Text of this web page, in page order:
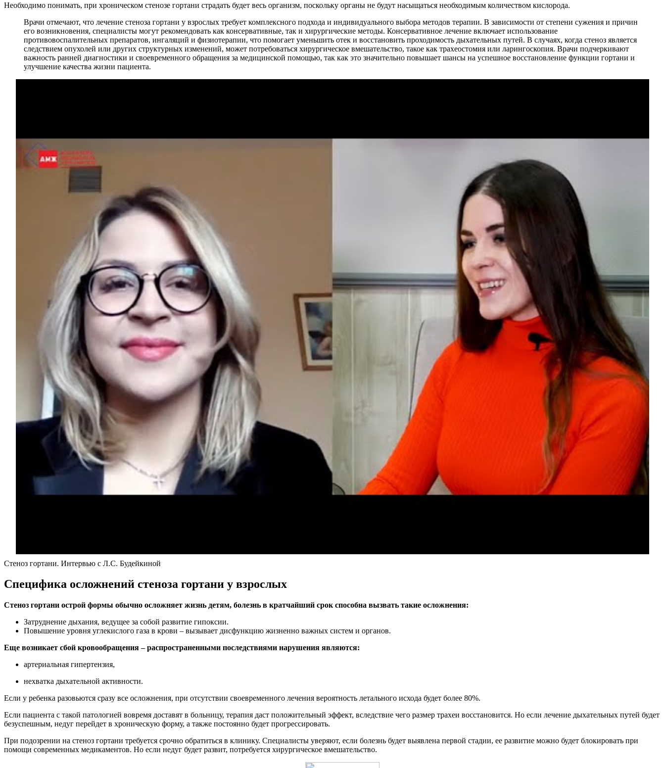
Необходимо понимать, при хроническом стенозе гортани страдать будет весь организм, поскольку органы не будут насыщаться необходимым количеством кислорода.
Врачи отмечают, что лечение стеноза гортани у взрослых требует комплексного подхода и индивидуального выбора методов терапии. В зависимости от степени сужения и причин
его возникновения, специалисты могут рекомендовать как консервативные, так и хирургические методы. Консервативное лечение включает использование
противовоспалительных препаратов, ингаляций и физиотерапии, что помогает уменьшить отек и восстановить проходимость дыхательных путей. В случаях, когда стеноз является
следствием опухолей или других структурных изменений, может потребоваться хирургическое вмешательство, такое как трахеостомия или ларингоскопия. Врачи подчеркивают
важность ранней диагностики и своевременного обращения за медицинской помощью, так как это значительно повышает шансы на успешное восстановление функции гортани и
улучшение качества жизни пациента.
Стеноз гортани. Интервью с Л.С. Будейкиной
Специфика осложнений стеноза гортани у взрослых
Стеноз гортани острой формы обычно осложняет жизнь детям, болезнь в кратчайший срок способна вызвать такие осложнения:
Затруднение дыхания, ведущее за собой развитие гипоксии.
Повышение уровня углекислого газа в крови – вызывает дисфункцию жизненно важных систем и органов.
Еще возникает сбой кровообращения – распространенными последствиями нарушения являются:
артериальная гипертензия,
нехватка дыхательной активности.
Если у ребенка разовьются сразу все осложнения, при отсутствии своевременного лечения вероятность летального исхода будет более 80%.
Если пациента с такой патологией вовремя доставят в больницу, терапия даст положительный эффект, вследствие чего размер трахеи восстановится. Но если лечение дыхательных путей будет
безуспешным, недуг перейдет в хроническую форму, а также постоянно будет прогрессировать.
При подозрении на стеноз гортани требуется срочно обратиться в клинику. Специалисты уверяют, если болезнь будет выявлена первой стадии, ее развитие можно будет блокировать при
помощи современных медикаментов. Но если недуг будет развит, потребуется хирургическое вмешательство.